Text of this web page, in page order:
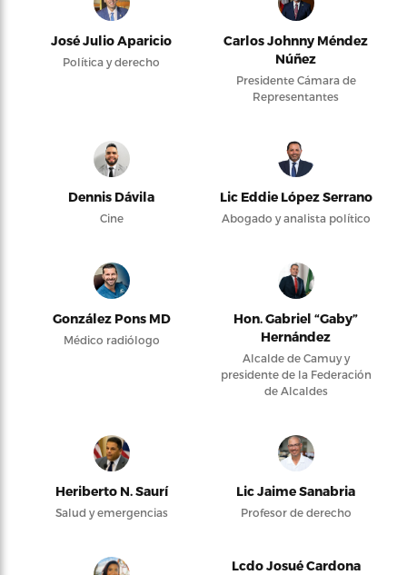
José Julio Aparicio
Política y derecho
Carlos Johnny Méndez
Núñez
Presidente Cámara de
Representantes
Dennis Dávila
Cine
Lic Eddie López Serrano
Abogado y analista político
González Pons MD
Médico radiólogo
Hon. Gabriel “Gaby”
Hernández
Alcalde de Camuy y
presidente de la Federación
de Alcaldes
Heriberto N. Saurí
Salud y emergencias
Lic Jaime Sanabria
Profesor de derecho
Lcdo Josué Cardona